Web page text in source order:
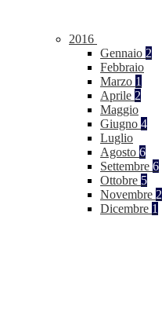
2016
Gennaio 2
Febbraio
Marzo 1
Aprile 2
Maggio
Giugno 4
Luglio
Agosto 6
Settembre 6
Ottobre 5
Novembre 2
Dicembre 1